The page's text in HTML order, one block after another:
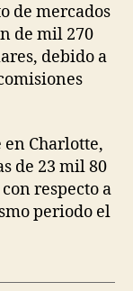
de mercados
de mil 270
debido a
Charlotte,
de 23 mil 80
respecto a
periodo el